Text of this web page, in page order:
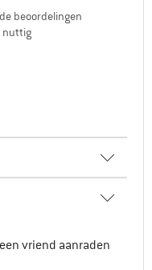
beoordelingen
nuttig
vriend aanraden